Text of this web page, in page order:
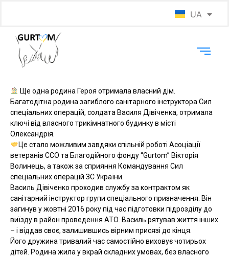
UA
EN
Ще одна родина Героя отримала власний дім.
Багатодітна родина загиблого санітарного інструктора Сил
спеціальних операцій, солдата Василя Дівіченка, отримала
ключі від власного трикімнатного будинку в місті
Олександрія.
Це стало можливим завдяки спільній роботі Асоціації
ветеранів ССО та Благодійного фонду “Gurtom” Вікторія
Волинець, а також за сприяння Командування Сил
спеціальних операцій ЗС України.
Василь Дівіченко проходив службу за контрактом як
санітарний інструктор групи спеціального призначення. Він
загинув у жовтні 2016 року під час підготовки підрозділу до
виїзду в район проведення АТО. Василь рятував життя інших
– і віддав своє, залишившись вірним присязі до кінця.
Його дружина тривалий час самостійно виховує чотирьох
дітей. Родина жила у вкрай складних умовах, без власного